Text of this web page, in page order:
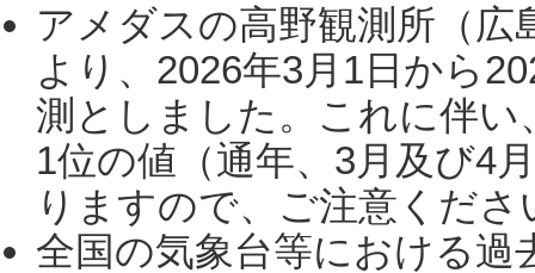
アメダスの高野観測所（
より、2026年3月1日から
測としました。これに伴い
1位の値（通年、3月及び4
りますので、ご注意くだ
全国の気象台等における過